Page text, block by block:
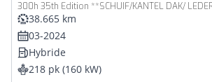
38.665 km
03-2024
Hybride
218 pk (160 kW)